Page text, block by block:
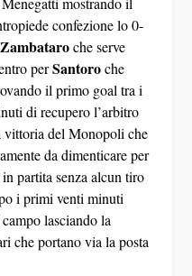
confezione lo 0-
Zambataro che serve
per Santoro
che
il primo goal tra i
di recupero l’arbitro
del Monopoli che
da dimenticare per
partita senza alcun tiro
i primi venti minuti
lasciando la
che portano via la posta